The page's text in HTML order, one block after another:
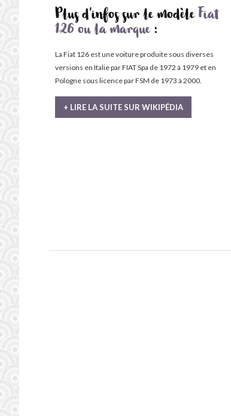
Plus d'infos sur le modèle Fiat
126 ou la marque:
La Fiat 126 est une voiture produite sous diverses
versions en Italie par FIAT Spa de 1972 à 1979 et en
Pologne sous licence par FSM de 1973 à 2000.
+ LIRE LA SUITE SUR WIKIPÉDIA